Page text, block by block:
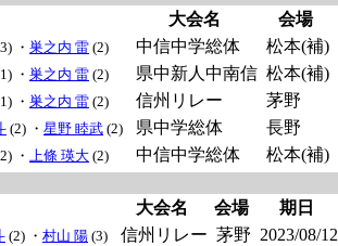
大会名 会場
・ 巣之内 雷 (2) 中信中学総体 松本(補)
・ 巣之内 雷 (2) 県中新人中南信 松本(補)
・ 巣之内 雷 (2) 信州リレー 茅野
(2) ・ 星野 睦武 (2) 県中学総体 長野
・ 上條 瑛大 (2) 中信中学総体 松本(補)
大会名 会場
期日
(2) ・ 村山 陽 (3) 信州リレー 茅野 2023/08/12